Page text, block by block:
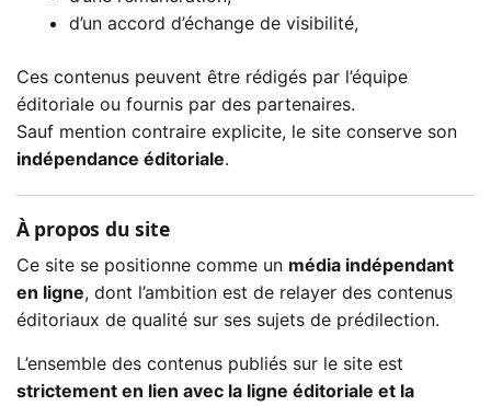
d’un accord d’échange de visibilité,
Ces contenus peuvent être rédigés par l’équipe
éditoriale ou fournis par des partenaires.
Sauf mention contraire explicite, le site conserve son
indépendance éditoriale.
À propos du site
Ce site se positionne comme un média indépendant
en ligne, dont l’ambition est de relayer des contenus
éditoriaux de qualité sur ses sujets de prédilection.
L’ensemble des contenus publiés sur le site est
strictement en lien avec la ligne éditoriale et la